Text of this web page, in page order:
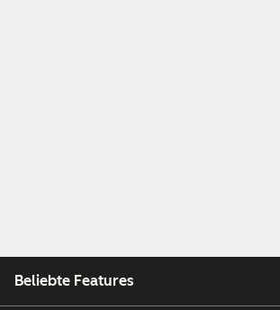
Beliebte Features